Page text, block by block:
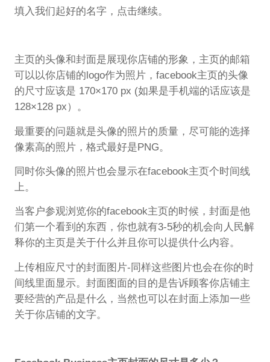
填入我们起好的名字，点击继续。
主页的头像和封面是展现你店铺的形象，主页的邮箱
可以以你店铺的logo作为照片，facebook主页的头像
的尺寸应该是 170×170 px (如果是手机端的话应该是
128×128 px）。
最重要的问题就是头像的照片的质量，尽可能的选择
像素高的照片，格式最好是PNG。
同时你头像的照片也会显示在facebook主页个时间线
上。
当客户参观浏览你的facebook主页的时候，封面是他
们第一个看到的东西，你也就有3-5秒的机会向人民解
释你的主页是关于什么并且你可以提供什么内容。
上传相应尺寸的封面图片-同样这些图片也会在你的时
间线里面显示。封面图面的目的是告诉顾客你店铺主
要经营的产品是什么，当然也可以在封面上添加一些
关于你店铺的文字。